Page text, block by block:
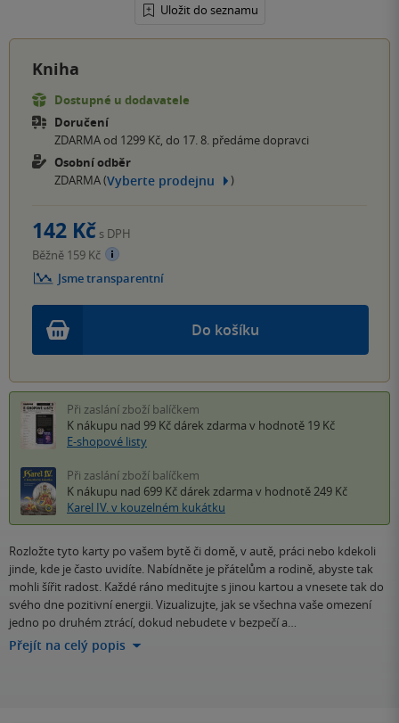
Uložit do seznamu
Kniha
Dostupné u dodavatele
Doručení
ZDARMA od 1299 Kč, do 17. 8. předáme dopravci
Osobní odběr
ZDARMA (Vyberte prodejnu )
Do košíku
142 Kč s DPH
Běžně 159 Kč
Jsme transparentní
Při zaslání zboží balíčkem
K nákupu nad 99 Kč dárek zdarma v hodnotě 19 Kč
E-shopové listy
Při zaslání zboží balíčkem
K nákupu nad 699 Kč dárek zdarma v hodnotě 249 Kč
Karel IV. v kouzelném kukátku
Rozložte tyto karty po vašem bytě či domě, v autě, práci nebo kdekoli
jinde, kde je často uvidíte. Nabídněte je přátelům a rodině, abyste tak
mohli šířit radost. Každé ráno meditujte s jinou kartou a vnesete tak do
svého dne pozitivní energii. Vizualizujte, jak se všechna vaše omezení
jedno po druhém ztrácí, dokud nebudete v bezpečí a…
Přejít na celý popis